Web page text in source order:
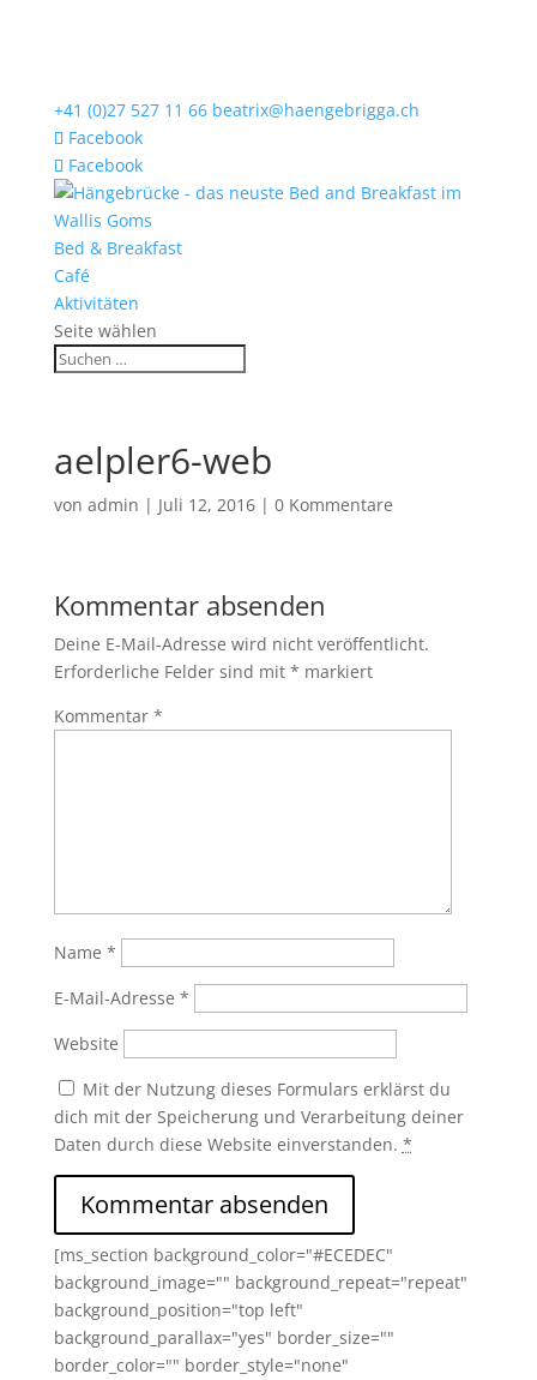
+41 (0)27 527 11 66 beatrix@haengebrigga.ch
Facebook
Facebook
Bed & Breakfast
Café
Aktivitäten
Seite wählen
aelpler6-web
von admin | Juli 12, 2016| 0 Kommentare
Kommentar absenden
Deine E-Mail-Adresse wird nicht veröffentlicht.
Erforderliche Felder sind mit * markiert
Kommentar *
Name *
E-Mail-Adresse *
Website
Mit der Nutzung dieses Formulars erklärst du
dich mit der Speicherung und Verarbeitung deiner
Daten durch diese Website einverstanden. *
[ms_section background_color="#ECEDEC"
background_image="" background_repeat="repeat"
background_position="top left"
background_parallax="yes" border_size=""
border_color="" border_style="none"